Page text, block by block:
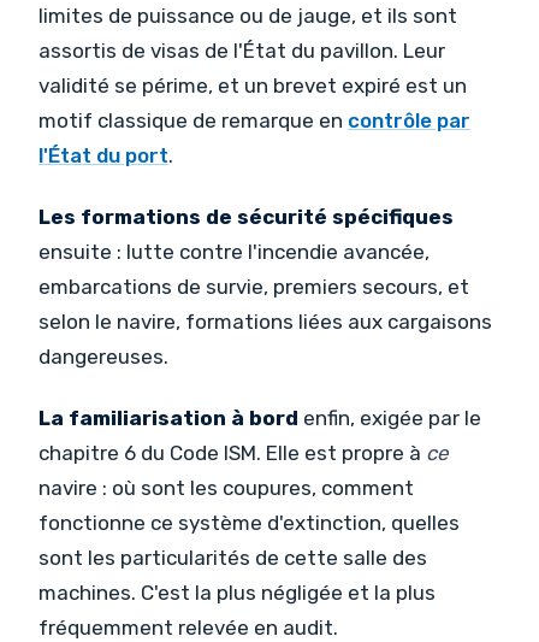
limites de puissance ou de jauge, et ils sont
assortis de visas de l'État du pavillon. Leur
validité se périme, et un brevet expiré est un
motif classique de remarque en contrôle par
l'État du port.
Les formations de sécurité spécifiques
ensuite : lutte contre l'incendie avancée,
embarcations de survie, premiers secours, et
selon le navire, formations liées aux cargaisons
dangereuses.
La familiarisation à bord enfin, exigée par le
chapitre 6 du Code ISM. Elle est propre à ce
navire : où sont les coupures, comment
fonctionne ce système d'extinction, quelles
sont les particularités de cette salle des
machines. C'est la plus négligée et la plus
fréquemment relevée en audit.